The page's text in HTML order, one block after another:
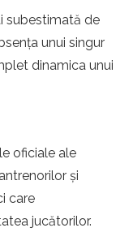
subestimată de
unui singur
dinamica unui
oficiale ale
și
care
jucătorilor.